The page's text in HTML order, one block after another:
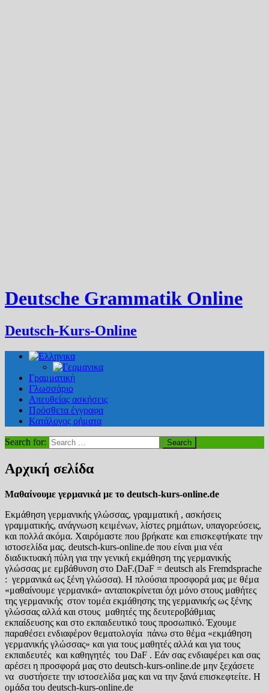
Deutsche Grammatik Online
Deutsch-Kurs-Online
Γραμματική
Γλωσσάριο
Απευθείας ασκήσεις
Πρόσθετα έγγραφα
Κατάλογος ρήματα
Search for:
Αρχική σελίδα
Μαθαίνουμε γερμανικά με το deutsch-kurs-online.de
Εκμάθηση γερμανικής γλώσσας, γραμματική , ασκήσεις
γραμματικής, ανάγνωση κειμένων, λίστες ρημάτων, υπαγορεύσεις,
και πολλά ακόμα. Χαιρόμαστε που βρήκατε και επισκεφτήκατε την
ιστοσελίδα μας. deutsch-kurs-online.de που είναι μια νέα
διαδικτυακή πύλη για την γενική εκμάθηση της γερμανικής
γλώσσας με εμβάθυνση στο DaF.(DaF = deutsch als Fremdsprache
: γερμανικά ως ξένη γλώσσα). Η πλούσια προσφορά μας με θέμα
«μαθαίνουμε γερμανικά» ανταποκρίνεται όχι μόνο στους μαθήτες
της γερμανικής στον τομέα εκμάθησης της γερμανικής ως ξένης
γλώσσας αλλά και στους μαθητές της δευτεροβάθμιας
εκπαίδευσης και στο εκπαιδευτικό τους προσωπικό. Έχουμε
παραθέσει ενδιαφέρον θεματολογία πάνω στο θέμα «εκμάθηση
γερμανικής γλώσσας» και για τους μαθητές αλλά και για τους
εκπαιδευτές και καθηγητές του DaF . Εάν σας ενδιαφέρει και σας
αρέσει η προσφορά μας στο deutsch-kurs-online.de μην ξεχάσετε
να συστήσετε την ιστοσελίδα μας και να την ξανά επισκεφτείτε. Η
ομάδα του deutsch-kurs-online.de